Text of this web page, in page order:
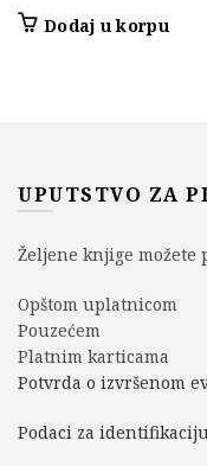
Dodaj u korpu
UPUTSTVO ZA
Željene knjige možete
Opštom uplatnicom
Pouzećem
Platnim karticama
Potvrda o izvršenom
Podaci za